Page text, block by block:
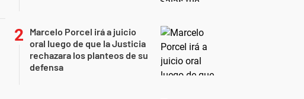
Marcelo Porcel irá a juicio
oral luego de que la Justicia
rechazara los planteos de su
defensa